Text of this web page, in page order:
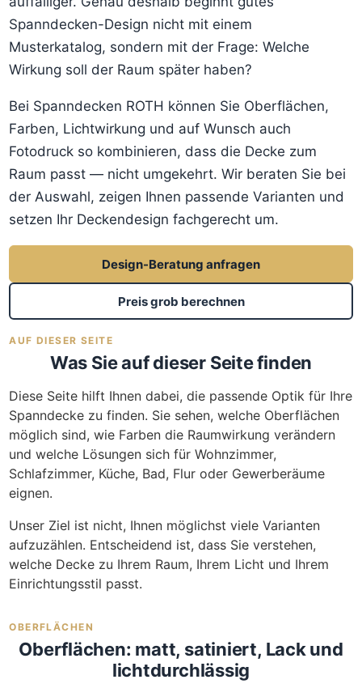
Spanndecken-Design nicht mit einem
Musterkatalog, sondern mit der Frage: Welche
Wirkung soll der Raum später haben?
Bei Spanndecken ROTH können Sie Oberflächen,
Farben, Lichtwirkung und auf Wunsch auch
Fotodruck so kombinieren, dass die Decke zum
Raum passt — nicht umgekehrt. Wir beraten Sie bei
der Auswahl, zeigen Ihnen passende Varianten und
setzen Ihr Deckendesign fachgerecht um.
Design-Beratung anfragen
Preis grob berechnen
AUF DIESER SEITE
Was Sie auf dieser Seite finden
Diese Seite hilft Ihnen dabei, die passende Optik für Ihre
Spanndecke zu finden. Sie sehen, welche Oberflächen
möglich sind, wie Farben die Raumwirkung verändern
und welche Lösungen sich für Wohnzimmer,
Schlafzimmer, Küche, Bad, Flur oder Gewerberäume
eignen.
Unser Ziel ist nicht, Ihnen möglichst viele Varianten
aufzuzählen. Entscheidend ist, dass Sie verstehen,
welche Decke zu Ihrem Raum, Ihrem Licht und Ihrem
Einrichtungsstil passt.
OBERFLÄCHEN
Oberflächen: matt, satiniert, Lack und
lichtdurchlässig